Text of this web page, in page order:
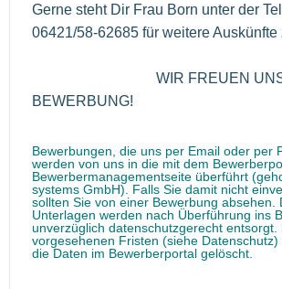
Gerne steht Dir Frau Born unter der
06421/58-62685 für weitere Auskünfte
WIR FREUEN UNS
BEWERBUNG!
Bewerbungen, die uns per Email oder per
werden von uns in die mit dem
Bewerbermanagementseite überführt
systems GmbH). Falls Sie damit nicht
sollten Sie von einer Bewerbung absehen.
Unterlagen werden nach Überführung ins
unverzüglich datenschutzgerecht entsorgt.
vorgesehenen Fristen (siehe Datenschutz)
die Daten im Bewerberportal gelöscht.